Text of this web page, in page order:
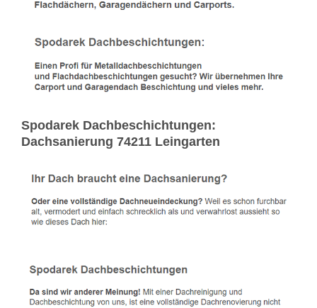
Spodarek Dachbeschichtungen:
Dachsanierung 74211 Leingarten